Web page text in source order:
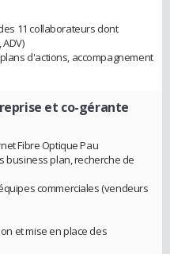
11 collaborateurs dont
d'actions, accompagnement
et co-gérante
Fibre Optique Pau
business plan, recherche de
commerciales (vendeurs
et mise en place des